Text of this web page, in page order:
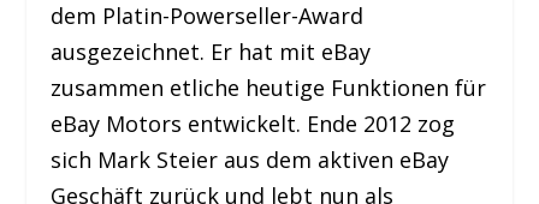
dem Platin-Powerseller-Award
ausgezeichnet. Er hat mit eBay
zusammen etliche heutige Funktionen für
eBay Motors entwickelt. Ende 2012 zog
sich Mark Steier aus dem aktiven eBay
Geschäft zurück und lebt nun als